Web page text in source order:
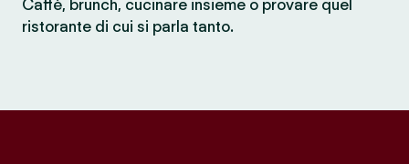
Caffè, brunch, cucinare insieme o provare quel
ristorante di cui si parla tanto.